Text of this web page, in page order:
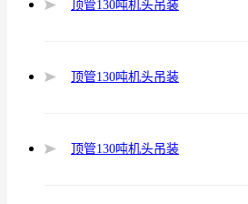
顶管130吨机头吊装
顶管130吨机头吊装
顶管130吨机头吊装